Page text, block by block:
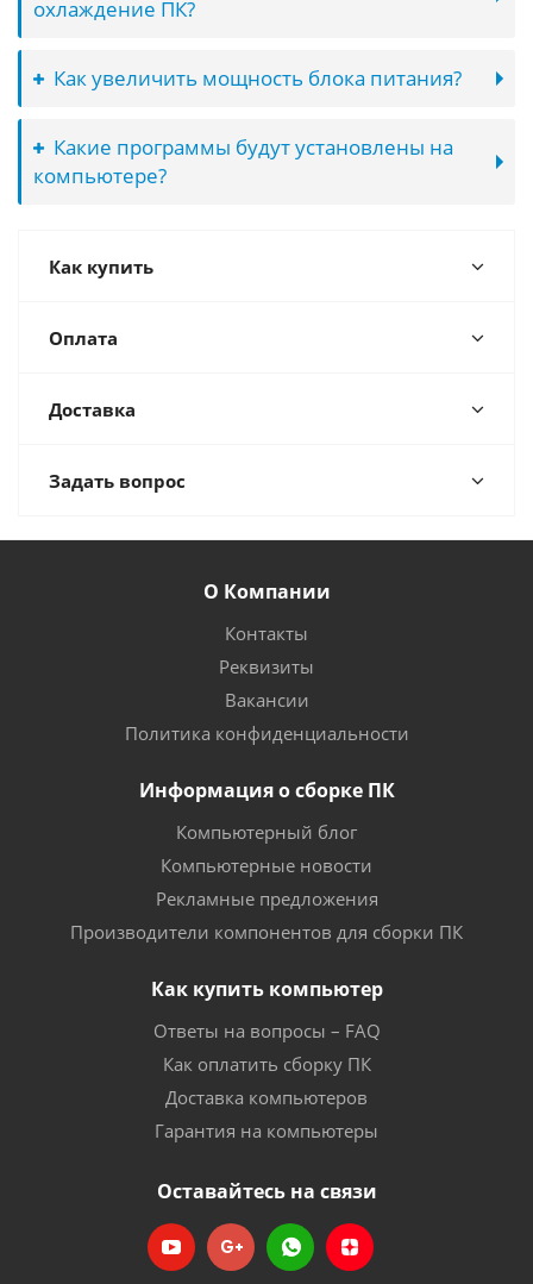
охлаждение ПК?
Как увеличить мощность блока питания?
Какие программы будут установлены на
компьютере?
Как купить
Оплата
Доставка
Задать вопрос
О Компании
Контакты
Реквизиты
Вакансии
Политика конфиденциальности
Информация о сборке ПК
Компьютерный блог
Компьютерные новости
Рекламные предложения
Производители компонентов для сборки ПК
Как купить компьютер
Ответы на вопросы – FAQ
Как оплатить сборку ПК
Доставка компьютеров
Гарантия на компьютеры
Оставайтесь на связи